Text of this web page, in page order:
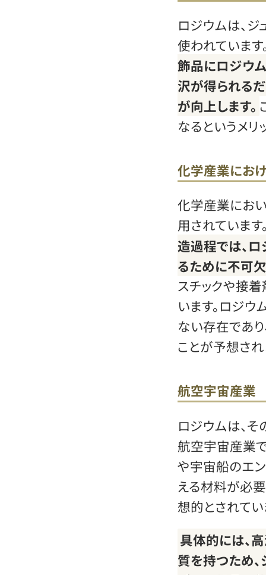
ロジウムは、
使われています
飾品にロジウ
沢が得られる
が向上します。
なるというメリ
化学産業にお
化学産業にお
用されています
造過程では、
るために不可欠
スチックや接
います。ロジ
ない存在であ
ことが予想され
航空宇宙産業
ロジウムは、
航空宇宙産業
や宇宙船のエ
える材料が必
想的とされてい
具体的には、
質を持つため